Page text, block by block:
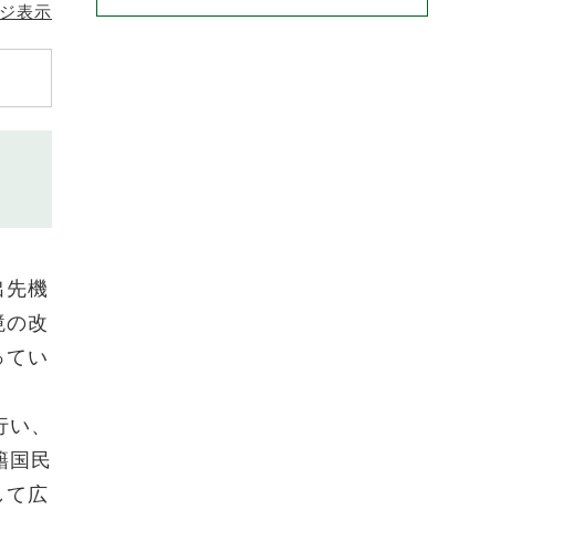
表示
機
の改
てい
、
国民
て広